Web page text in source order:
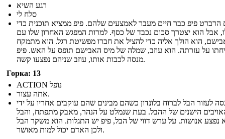
רגע השיא
סלח לי
הרברט פיפ כבר חיים מעבר לאמצעים שלהם. פיפ ממציא תוכנית כדי
אבל הוא יצטרך סכום נכבד של כסף. למרות המפגש האחרון שלו עם
הוא הולך אליה כדי להציל את חברו מפשיטת רגל. הוא מתמקח
על עזרתה. הוא עוזב, שמלה של מיס האבישם תופס על האש. פיפ
מנסה לכבות אותו, עוזב שניהם נפצעו קשה.
Горка: 13
ACTION נופל
אתה עצור.
לעזור הבל לברוח בלונדון כשהם מבינים שהם עוקבים אחריו על ידי
הישנים של ההבל. בעת שנמלט על הנהר, מאבק מתפתח, והבל
נפצע אנושות. על ערש דווי של הבל, פיפ יש התגלות. הוא משקר הבל
ולכן האדם יכול למות מאושר.